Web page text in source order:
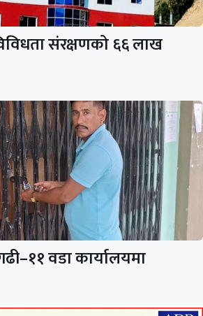
संरक्षणको ६६ लाख
वडा कार्यालयमा